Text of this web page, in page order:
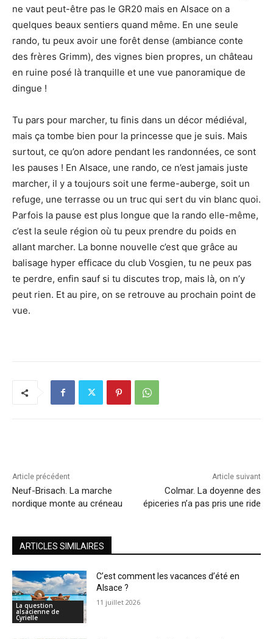
ne vaut peut-être pas le GR20 mais en Alsace on a
quelques beaux sentiers quand même. En une seule
rando, tu peux avoir une forêt dense (ambiance conte
des frères Grimm), des vignes bien propres, un château
en ruine posé là tranquille et une vue panoramique de
dingue !
Tu pars pour marcher, tu finis dans un décor médiéval,
mais ça tombe bien pour la princesse que je suis. Mais
surtout, ce qu’on adore pendant les randonnées, ce sont
les pauses ! En Alsace, une rando, ce n’est jamais juste
marcher, il y a toujours soit une ferme-auberge, soit un
refuge, une terrasse ou un truc qui sert du vin blanc quoi.
Parfois la pause est plus longue que la rando elle-même,
c’est la seule région où tu peux prendre du poids en
allant marcher. La bonne nouvelle c’est que grâce au
balisage hyper efficace du club Vosgien, tu ne peux pas
te perdre, enfin sauf si tu discutes trop, mais là, on n’y
peut rien. Et au pire, on se retrouve au prochain point de
vue.
Article précédent
Neuf-Brisach. La marche
nordique monte au créneau
Article suivant
Colmar. La doyenne des
épiceries n’a pas pris une ride
ARTICLES SIMILAIRES
La question
alsacienne de
Cyrielle
C’est comment les vacances d’été en
Alsace ?
11 juillet 2026